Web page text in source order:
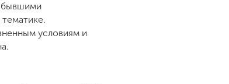
бывшими
условиям и